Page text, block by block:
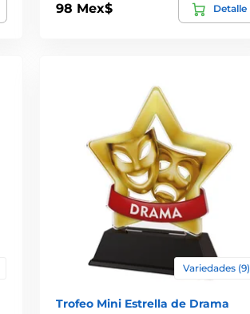
98 Mex$ Detalle
Variedades (9)
Trofeo Mini Estrella de Drama